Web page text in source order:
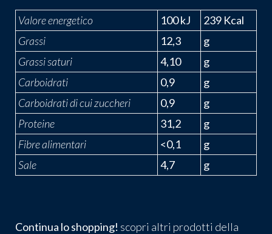
Valore energetico 100 kJ
239 Kcal
Grassi
12,3
g
Grassi saturi
4,10
g
Carboidrati
0,9
g
Carboidrati di cui zuccheri
0,9
g
Proteine
31,2
g
Fibre alimentari
<0,1
g
Sale
4,7 g
Continua lo shopping! scopri altri prodotti della